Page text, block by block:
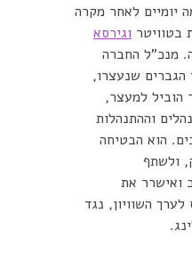
יומיים לאחר מקרה
בטוויטר וגירסא
מנכ"ל החברה
הגברים שנעצרו,
הוביל למעצר,
וההתנהלות
הוא הבטיחה
ולשתף
ואישרר את
השוויון, נגד